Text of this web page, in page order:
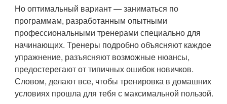
Но оптимальный вариант — заниматься по
программам, разработанным опытными
профессиональными тренерами специально для
начинающих. Тренеры подробно объясняют каждое
упражнение, разъясняют возможные нюансы,
предостерегают от типичных ошибок новичков.
Словом, делают все, чтобы тренировка в домашних
условиях прошла для тебя с максимальной пользой.